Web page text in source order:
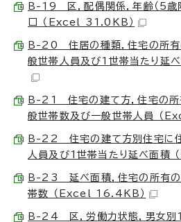
B-19 区，配偶関係，年齢（5歳
口 （Excel 31.0KB）
B-20 住居の種類，住宅の所有
般世帯人員及び1世帯当たり延
B-21 住宅の建て方，住宅の所
般世帯数及び一般世帯人員 （
B-22 住宅の建て方別住宅に住
人員及び1世帯当たり延べ面積
B-23 延べ面積，住宅の所有の
帯数 （Excel 16.4KB）
B-24 区，労働力状態，男女別